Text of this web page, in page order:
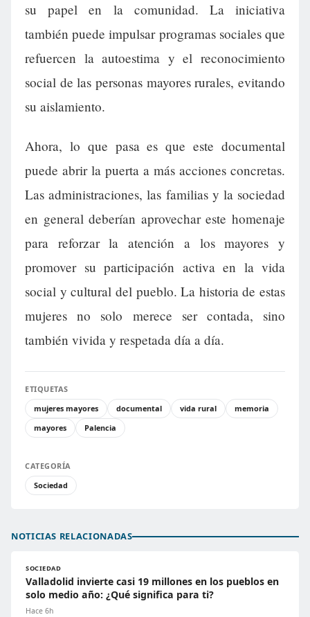
su papel en la comunidad. La iniciativa
también puede impulsar programas sociales que
refuercen la autoestima y el reconocimiento
social de las personas mayores rurales, evitando
su aislamiento.
Ahora, lo que pasa es que este documental
puede abrir la puerta a más acciones concretas.
Las administraciones, las familias y la sociedad
en general deberían aprovechar este homenaje
para reforzar la atención a los mayores y
promover su participación activa en la vida
social y cultural del pueblo. La historia de estas
mujeres no solo merece ser contada, sino
también vivida y respetada día a día.
ETIQUETAS
mujeres mayores
documental vida rural
memoria
mayores
Palencia
CATEGORÍA
Sociedad
NOTICIAS RELACIONADAS
SOCIEDAD
Valladolid invierte casi 19 millones en los pueblos en
solo medio año: ¿Qué significa para ti?
Hace 6h